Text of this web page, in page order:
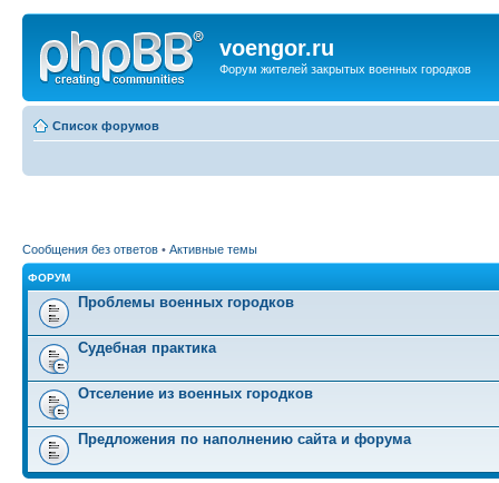
voengor.ru
Форум жителей закрытых военных городков
Список форумов
Сообщения без ответов • Активные темы
ФОРУМ
Проблемы военных городков
Судебная практика
Отселение из военных городков
Предложения по наполнению сайта и форума